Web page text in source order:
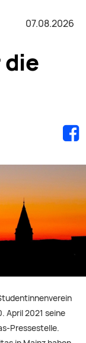
07.08.2026
April 2021 seine
Pressestelle.